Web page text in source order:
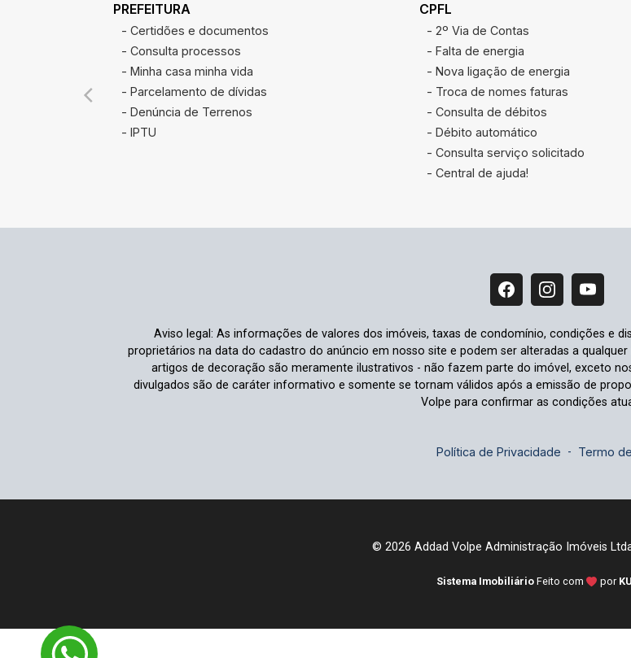
PREFEITURA
- Certidões e documentos
- Consulta processos
- Minha casa minha vida
- Parcelamento de dívidas
- Denúncia de Terrenos
- IPTU
CPFL
- 2º Via de Contas
- Falta de energia
- Nova ligação de energia
- Troca de nomes faturas
- Consulta de débitos
- Débito automático
- Consulta serviço solicitado
- Central de ajuda!
Aviso legal: As informações de valores dos imóveis, taxas de condomínio, condições e
proprietários na data do cadastro do anúncio em nosso site e podem ser alteradas a
artigos de decoração são meramente ilustrativos - não fazem parte do imóvel, exceto
divulgados são de caráter informativo e somente se tornam válidos após a emissão de
Volpe para confirmar as condições
Política de Privacidade - Termo
© 2026 Addad Volpe Administração Imóveis
Sistema Imobiliário Feito com por